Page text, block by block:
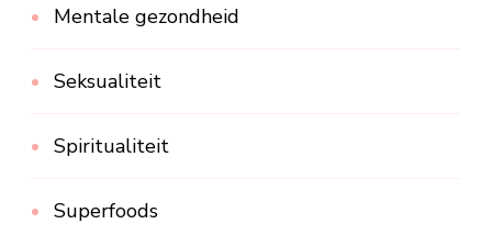
Mentale gezondheid
Seksualiteit
Spiritualiteit
Superfoods